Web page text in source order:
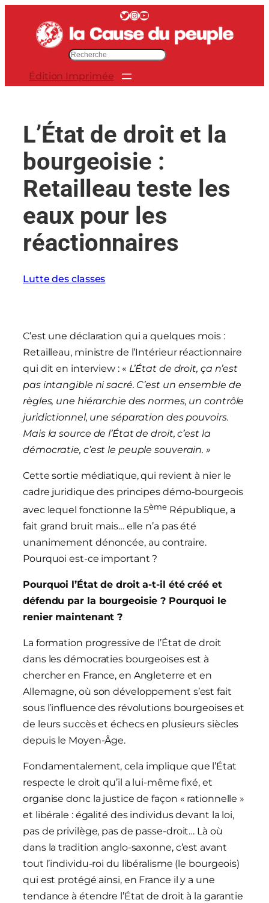
contenu
Twitter InstagramYouTube
e
r
Édition Imprimée
L’État de droit et la
bourgeoisie :
Retailleau teste les
eaux pour les
réactionnaires
Lutte des classes
C’est une déclaration qui a quelques mois :
Retailleau, ministre de l’Intérieur réactionnaire
qui dit en interview : « L’État de droit, ça n’est
pas intangible ni sacré. C’est un ensemble de
règles, une hiérarchie des normes, un contrôle
juridictionnel, une séparation des pouvoirs.
Mais la source de l’État de droit, c’est la
démocratie, c’est le peuple souverain. »
Cette sortie médiatique, qui revient à nier le
cadre juridique des principes démo-bourgeois
avec lequel fonctionne la 5ème République, a
fait grand bruit mais… elle n’a pas été
unanimement dénoncée, au contraire.
Pourquoi est-ce important ?
Pourquoi l’État de droit a-t-il été créé et
défendu par la bourgeoisie ? Pourquoi le
renier maintenant ?
La formation progressive de l’État de droit
dans les démocraties bourgeoises est à
chercher en France, en Angleterre et en
Allemagne, où son développement s’est fait
sous l’influence des révolutions bourgeoises et
de leurs succès et échecs en plusieurs siècles
depuis le Moyen-Âge.
Fondamentalement, cela implique que l’État
respecte le droit qu’il a lui-même fixé, et
organise donc la justice de façon « rationnelle »
et libérale : égalité des individus devant la loi,
pas de privilège, pas de passe-droit… Là où
dans la tradition anglo-saxonne, c’est avant
tout l’individu-roi du libéralisme (le bourgeois)
qui est protégé ainsi, en France il y a une
tendance à étendre l’État de droit à la garantie